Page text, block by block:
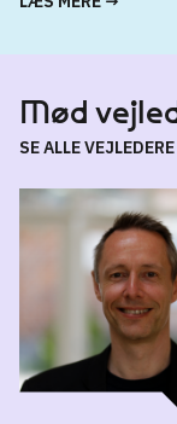
Mød
SE ALLE VEJLEDERE